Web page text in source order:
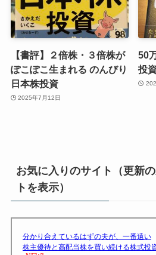
【書評】２倍株・３倍株が
ぽこぽこ生まれる のんびり
日本株投資
2025年7月12日
50
投
お気に入りのサイト（更新
トを表示）